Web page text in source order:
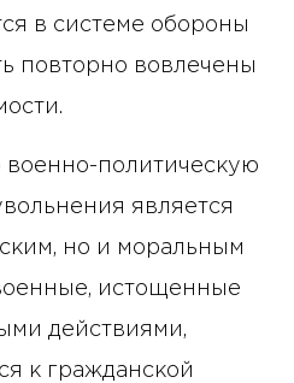
в системе обороны
повторно вовлечены
политическую
является
но и моральным
истощенные
действиями,
к гражданской